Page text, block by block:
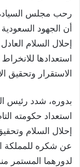
رحب مجلس السيادة
أن الجهود
إحلال السلام
استعدادها
الاستقرار وتحقيق
بدوره، شدد رئيس
استعداد حكومته
إحلال السلام
عن شكره للمملكة
لدورهما المستمر